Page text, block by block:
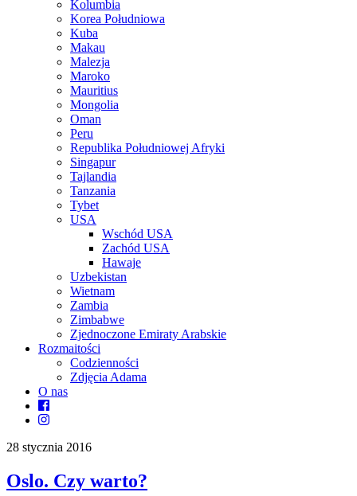
Kolumbia
Korea Południowa
Kuba
Makau
Malezja
Maroko
Mauritius
Mongolia
Oman
Peru
Republika Południowej Afryki
Singapur
Tajlandia
Tanzania
Tybet
USA
Wschód USA
Zachód USA
Hawaje
Uzbekistan
Wietnam
Zambia
Zimbabwe
Zjednoczone Emiraty Arabskie
Rozmaitości
Codzienności
Zdjęcia Adama
O nas
28 stycznia 2016
Oslo. Czy warto?